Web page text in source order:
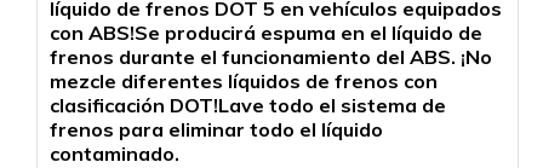
líquido de frenos DOT 5 en vehículos equipados
con ABS!Se producirá espuma en el líquido de
frenos durante el funcionamiento del ABS. ¡No
mezcle diferentes líquidos de frenos con
clasificación DOT!Lave todo el sistema de
frenos para eliminar todo el líquido
contaminado.